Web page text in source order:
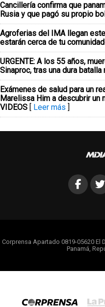
Cancillería confirma que
Rusia y que pagó su propio
Agroferias del IMA llegan
estarán cerca de tu comunidad
URGENTE: A los 55 años,
Sinaproc, tras una dura
Exámenes de salud para un
Marelissa Him a descubrir un
VIDEOS [ Leer más ]
Corprensa Apartado 0819-05620 El
Panamá,